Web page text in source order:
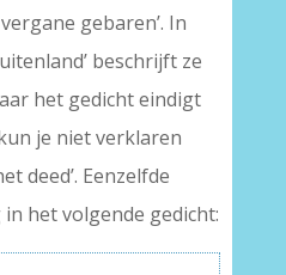
gebaren’. In
beschrijft ze
het gedicht eindigt
je niet verklaren
deed’. Eenzelfde
het volgende gedicht: